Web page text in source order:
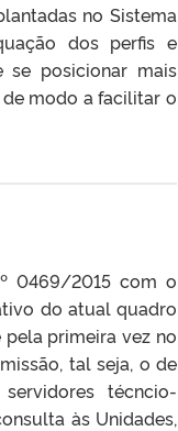
no Sistema
dos perfis e
se posicionar mais
modo a facilitar o
0469/2015 com o
do atual quadro
primeira vez no
tal seja, o de
técncio-
às Unidades,